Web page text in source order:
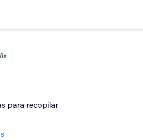
para recopilar